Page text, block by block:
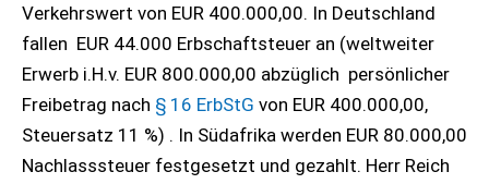
Verkehrswert von EUR 400.000,00. In Deutschland
fallen EUR 44.000 Erbschaftsteuer an (weltweiter
Erwerb i.H.v. EUR 800.000,00 abzüglich persönlicher
Freibetrag nach § 16 ErbStG von EUR 400.000,00,
Steuersatz 11 %) . In Südafrika werden EUR 80.000,00
Nachlasssteuer festgesetzt und gezahlt. Herr Reich